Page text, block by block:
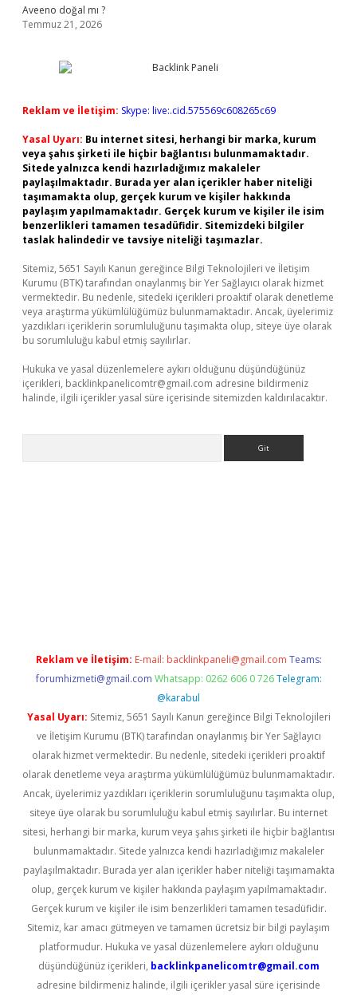
Aveeno doğal mı ?
Temmuz 21, 2026
Reklam ve İletişim: Skype: live:.cid.575569c608265c69
Yasal Uyarı: Bu internet sitesi, herhangi bir marka, kurum
veya şahıs şirketi ile hiçbir bağlantısı bulunmamaktadır.
Sitede yalnızca kendi hazırladığımız makaleler
paylaşılmaktadır. Burada yer alan içerikler haber niteliği
taşımamakta olup, gerçek kurum ve kişiler hakkında
paylaşım yapılmamaktadır. Gerçek kurum ve kişiler ile isim
benzerlikleri tamamen tesadüfidir. Sitemizdeki bilgiler
taslak halindedir ve tavsiye niteliği taşımazlar.
Sitemiz, 5651 Sayılı Kanun gereğince Bilgi Teknolojileri ve İletişim
Kurumu (BTK) tarafından onaylanmış bir Yer Sağlayıcı olarak hizmet
vermektedir. Bu nedenle, sitedeki içerikleri proaktif olarak denetleme
veya araştırma yükümlülüğümüz bulunmamaktadır. Ancak, üyelerimiz
yazdıkları içeriklerin sorumluluğunu taşımakta olup, siteye üye olarak
bu sorumluluğu kabul etmiş sayılırlar.
Hukuka ve yasal düzenlemelere aykırı olduğunu düşündüğünüz
içerikleri, backlinkpanelicomtr@gmail.com adresine bildirmeniz
halinde, ilgili içerikler yasal süre içerisinde sitemizden kaldırılacaktır.
Reklam ve İletişim: E-mail: backlinkpaneli@gmail.com Teams:
forumhizmeti@gmail.com Whatsapp: 0262 606 0 726 Telegram:
@karabul
Yasal Uyarı: Sitemiz, 5651 Sayılı Kanun gereğince Bilgi Teknolojileri
ve İletişim Kurumu (BTK) tarafından onaylanmış bir Yer Sağlayıcı
olarak hizmet vermektedir. Bu nedenle, sitedeki içerikleri proaktif
olarak denetleme veya araştırma yükümlülüğümüz bulunmamaktadır.
Ancak, üyelerimiz yazdıkları içeriklerin sorumluluğunu taşımakta olup,
siteye üye olarak bu sorumluluğu kabul etmiş sayılırlar. Bu internet
sitesi, herhangi bir marka, kurum veya şahıs şirketi ile hiçbir bağlantısı
bulunmamaktadır. Sitede yalnızca kendi hazırladığımız makaleler
paylaşılmaktadır. Burada yer alan içerikler haber niteliği taşımamakta
olup, gerçek kurum ve kişiler hakkında paylaşım yapılmamaktadır.
Gerçek kurum ve kişiler ile isim benzerlikleri tamamen tesadüfidir.
Sitemiz, kar amacı gütmeyen ve tamamen ücretsiz bir bilgi paylaşım
platformudur. Hukuka ve yasal düzenlemelere aykırı olduğunu
düşündüğünüz içerikleri, backlinkpanelicomtr@gmail.com
adresine bildirmeniz halinde, ilgili içerikler yasal süre içerisinde